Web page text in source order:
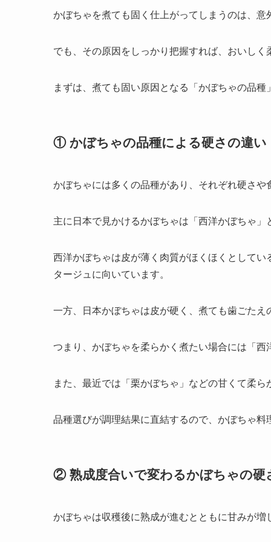
かぼちゃを煮ても固く仕上がってしまうのは、意
でも、その原因をしっかり把握すれば、おいし
まずは、煮ても固い原因となる「かぼちゃの品
① かぼちゃの品種による硬さの違い
かぼちゃには多くの品種があり、それぞれ硬さや
主に日本で見かけるかぼちゃは「西洋かぼちゃ
西洋かぼちゃは皮が薄く肉質がほくほくとして
タージュに向いています。
一方、日本かぼちゃは皮が硬く、煮ても歯ごた
つまり、かぼちゃを柔らかく煮たい場合には「
また、最近では「栗かぼちゃ」などの甘くて柔ら
品種選びが調理結果に直結するので、かぼちゃ
② 熟成度合いで変わるかぼちゃの硬
かぼちゃは収穫後に熟成が進むとともに甘みが